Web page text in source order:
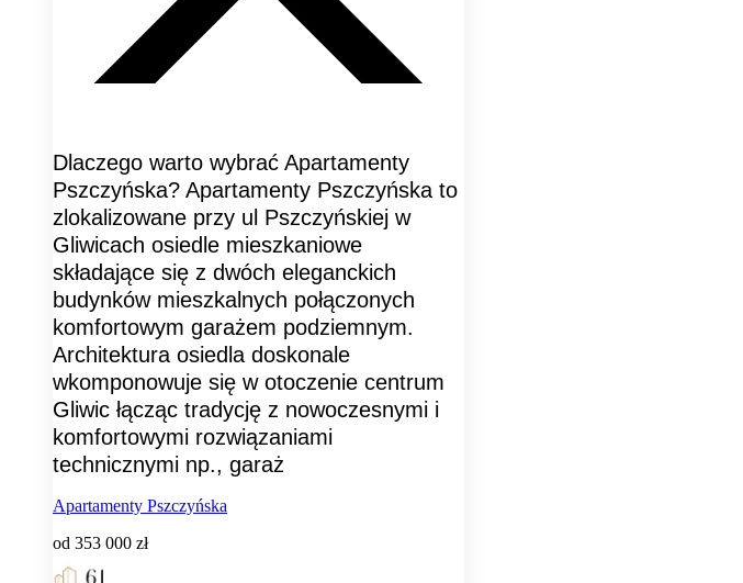
Dlaczego warto wybrać Apartamenty
Pszczyńska? Apartamenty Pszczyńska to
zlokalizowane przy ul Pszczyńskiej w
Gliwicach osiedle mieszkaniowe
składające się z dwóch eleganckich
budynków mieszkalnych połączonych
komfortowym garażem podziemnym.
Architektura osiedla doskonale
wkomponowuje się w otoczenie centrum
Gliwic łącząc tradycję z nowoczesnymi i
komfortowymi rozwiązaniami
technicznymi np., garaż
Apartamenty Pszczyńska
od 353 000 zł